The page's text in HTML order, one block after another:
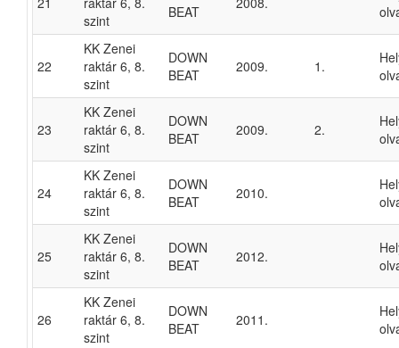
szint
BEAT
22
KK Zenei
raktár 6, 8.
szint
DOWN
BEAT
2009. 1.
23
KK Zenei
raktár 6, 8.
szint
DOWN
BEAT
2009. 2.
24
KK Zenei
raktár 6, 8.
szint
DOWN
BEAT
2010.
25
KK Zenei
raktár 6, 8.
szint
DOWN
BEAT
2012.
26
KK Zenei
raktár 6, 8.
szint
DOWN
BEAT
2011.